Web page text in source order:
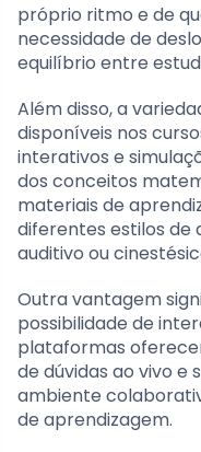
próprio ritmo e de
necessidade de
equilíbrio entre
Além disso, a
disponíveis nos
interativos e
dos conceitos
materiais de
diferentes estilos de
auditivo ou
Outra vantagem
possibilidade de
plataformas
de dúvidas ao vivo
ambiente
de aprendizagem.